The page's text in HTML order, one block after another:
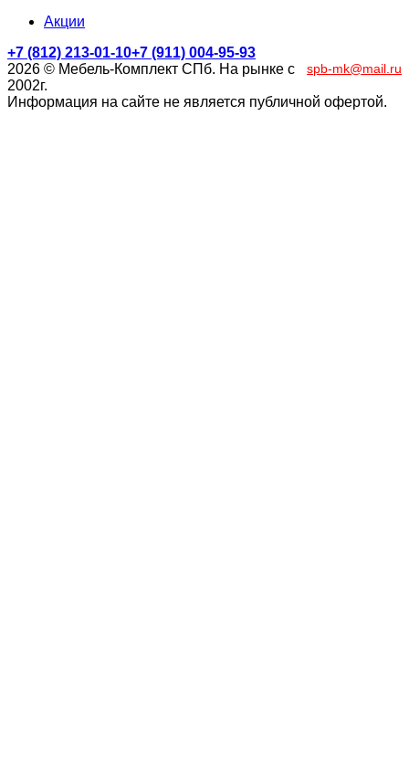
Акции
+7 (812) 213-01-10+7 (911) 004-95-93
spb-mk@mail.ru
2026 © Мебель-Комплект СПб. На рынке с
2002г.
Информация на сайте не является публичной офертой.